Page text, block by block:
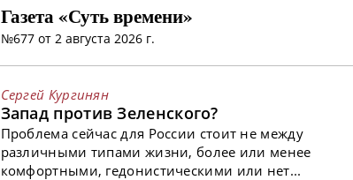
Газета «Суть времени»
№677 от 2 августа 2026 г.
Сергей Кургинян
Запад против Зеленского?
Проблема сейчас для России стоит не между
различными типами жизни, более или менее
комфортными, гедонистическими или нет...